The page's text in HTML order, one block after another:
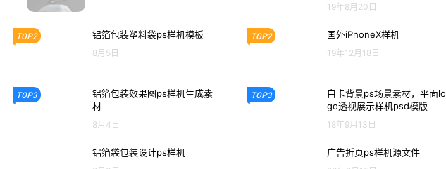
TOP2 铝箔包装塑料袋ps样机模板
8月5日
TOP3
铝箔包装效果图ps样机生成素
材
8月4日
铝箔袋包装设计ps样机
19年8月20日
TOP2 国外iPhoneX样机
19年12月18日
TOP3
白卡背景ps场景素材，平面lo
go透视展示样机psd模版
18年9月13日
广告折页ps样机源文件